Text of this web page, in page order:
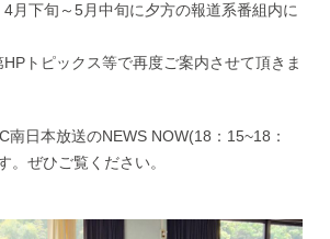
月下旬～5月中旬に夕方の報道系番組内に
トピックス等で再度ご案内させて頂きま
南日本放送のNEWS NOW(18：15~18：
。ぜひご覧ください。